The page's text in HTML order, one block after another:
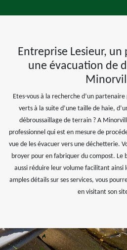
Entreprise Lesieur,
une évacuation de
Etes-vous à la recherche d’un
verts à la suite d’une taille de haie,
débroussaillage de terrain ? A
professionnel qui est en mesure de
vue de les évacuer vers une déchetterie.
broyer pour en fabriquer du compost. Le
aussi réduire leur volume facilitant ainsi
amples détails sur ses services, vous
en visitant son